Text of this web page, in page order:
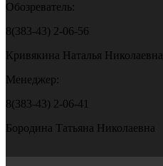
Обозреватель:
8(383-43) 2-06-56
Кривякина Наталья Николаевна
Менеджер:
8(383-43) 2-06-41
Бородина Татьяна Николаевна